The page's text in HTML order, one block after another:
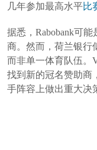
几年参加最高水平比
据悉，Rabobank可能
商。然而，荷兰银行
而非单一体育队伍。
找到新的冠名赞助商
手阵容上做出重大决